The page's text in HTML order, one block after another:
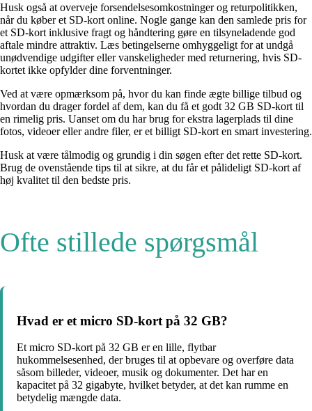
Husk også at overveje forsendelsesomkostninger og returpolitikken,
når du køber et SD-kort online. Nogle gange kan den samlede pris for
et SD-kort inklusive fragt og håndtering gøre en tilsyneladende god
aftale mindre attraktiv. Læs betingelserne omhyggeligt for at undgå
unødvendige udgifter eller vanskeligheder med returnering, hvis SD-
kortet ikke opfylder dine forventninger.
Ved at være opmærksom på, hvor du kan finde ægte billige tilbud og
hvordan du drager fordel af dem, kan du få et godt 32 GB SD-kort til
en rimelig pris. Uanset om du har brug for ekstra lagerplads til dine
fotos, videoer eller andre filer, er et billigt SD-kort en smart investering.
Husk at være tålmodig og grundig i din søgen efter det rette SD-kort.
Brug de ovenstående tips til at sikre, at du får et pålideligt SD-kort af
høj kvalitet til den bedste pris.
Ofte stillede spørgsmål
Hvad er et micro SD-kort på 32 GB?
Et micro SD-kort på 32 GB er en lille, flytbar
hukommelsesenhed, der bruges til at opbevare og overføre data
såsom billeder, videoer, musik og dokumenter. Det har en
kapacitet på 32 gigabyte, hvilket betyder, at det kan rumme en
betydelig mængde data.